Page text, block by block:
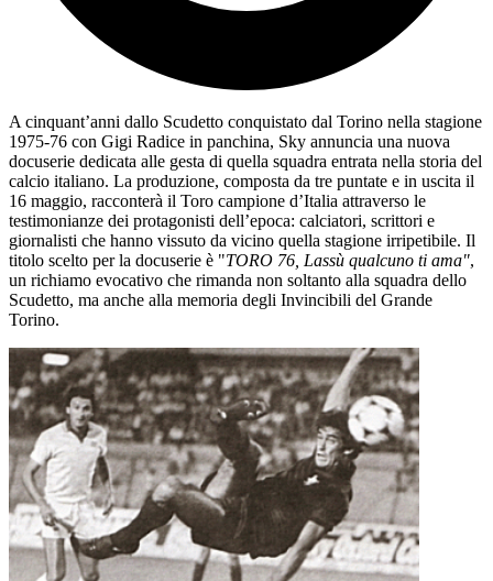
A cinquant’anni dallo Scudetto conquistato dal Torino nella stagione
1975-76 con Gigi Radice in panchina, Sky annuncia una nuova
docuserie dedicata alle gesta di quella squadra entrata nella storia del
calcio italiano. La produzione, composta da tre puntate e in uscita il
16 maggio, racconterà il Toro campione d’Italia attraverso le
testimonianze dei protagonisti dell’epoca: calciatori, scrittori e
giornalisti che hanno vissuto da vicino quella stagione irripetibile. Il
titolo scelto per la docuserie è "TORO 76, Lassù qualcuno ti ama",
un richiamo evocativo che rimanda non soltanto alla squadra dello
Scudetto, ma anche alla memoria degli Invincibili del Grande
Torino.